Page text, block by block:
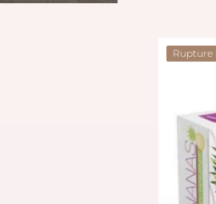
Rupture